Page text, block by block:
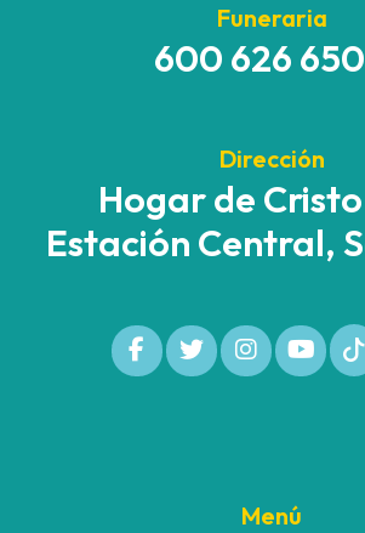
Funeraria
600 626
Dirección
Hogar de Cristo
Estación Central,
Menú